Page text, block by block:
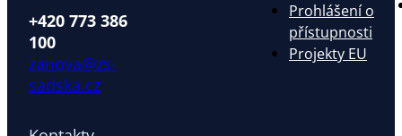
+420 773 386
100
zanova@zs-
sadska.cz
Prohlášení o
přístupnosti
Projekty EU